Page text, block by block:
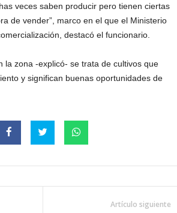
veces saben producir pero tienen ciertas
de vender”, marco en el que el Ministerio
destacó el funcionario.
la zona -explicó- se trata de cultivos que
y significan buenas oportunidades de
Artículo siguiente